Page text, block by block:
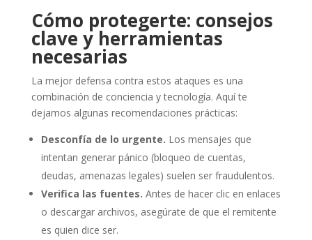
Cómo protegerte: consejos
clave y herramientas
necesarias
La mejor defensa contra estos ataques es una
combinación de conciencia y tecnología. Aquí te
dejamos algunas recomendaciones prácticas:
Desconfía de lo urgente. Los mensajes que
intentan generar pánico (bloqueo de cuentas,
deudas, amenazas legales) suelen ser fraudulentos.
Verifica las fuentes. Antes de hacer clic en enlaces
o descargar archivos, asegúrate de que el remitente
es quien dice ser.